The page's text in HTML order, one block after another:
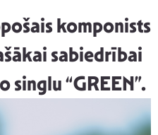
komponists
sabiedrībai
singlu “GREEN”.